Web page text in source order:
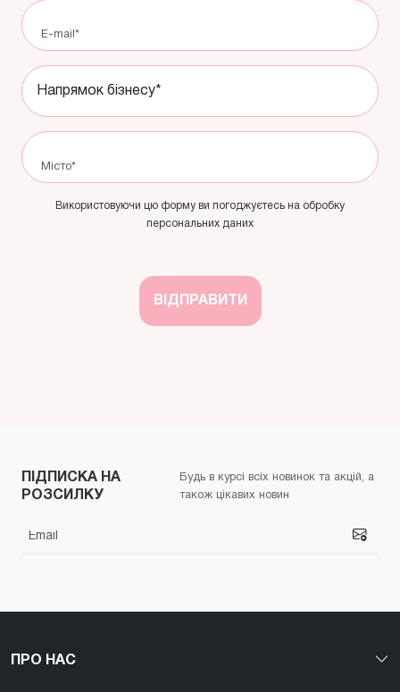
Використовуючи цю форму ви погоджуєтесь на обробку
персональних даних
ВІДПРАВИТИ
ПІДПИСКА НА
РОЗСИЛКУ
Будь в курсі всіх новинок та акцій, а
також цікавих новин
ПРО НАС